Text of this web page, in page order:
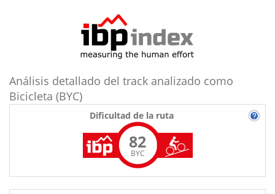
Análisis detallado del track analizado como
Bicicleta (BYC)
Dificultad de la ruta
82
BYC